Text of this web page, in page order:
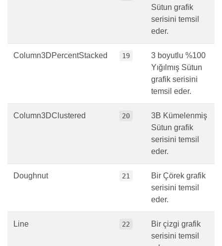
Sütun grafik
serisini temsil
eder.
Column3DPercentStacked 19
3 boyutlu %100
Yığılmış Sütun
grafik serisini
temsil eder.
Column3DClustered 20
3B Kümelenmiş
Sütun grafik
serisini temsil
eder.
Doughnut 21
Bir Çörek grafik
serisini temsil
eder.
Line 22
Bir çizgi grafik
serisini temsil